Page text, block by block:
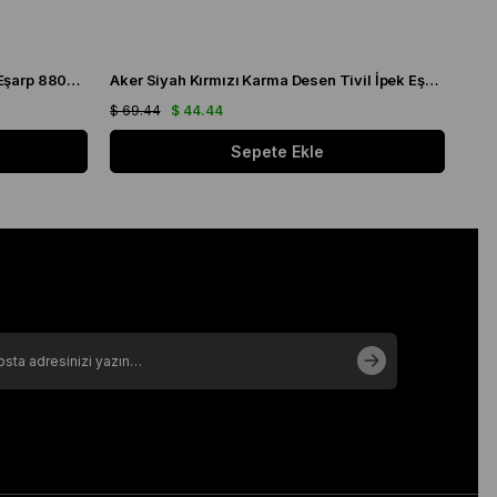
Aker Krem Karma Desen Tivil İpek Eşarp 8808713 - 913 Aker Siyah Kırmızı Karma Desen Tivil İpek Eşarp 8808713 - 911
$ 44.44
$ 69.44
Sepete Ekle